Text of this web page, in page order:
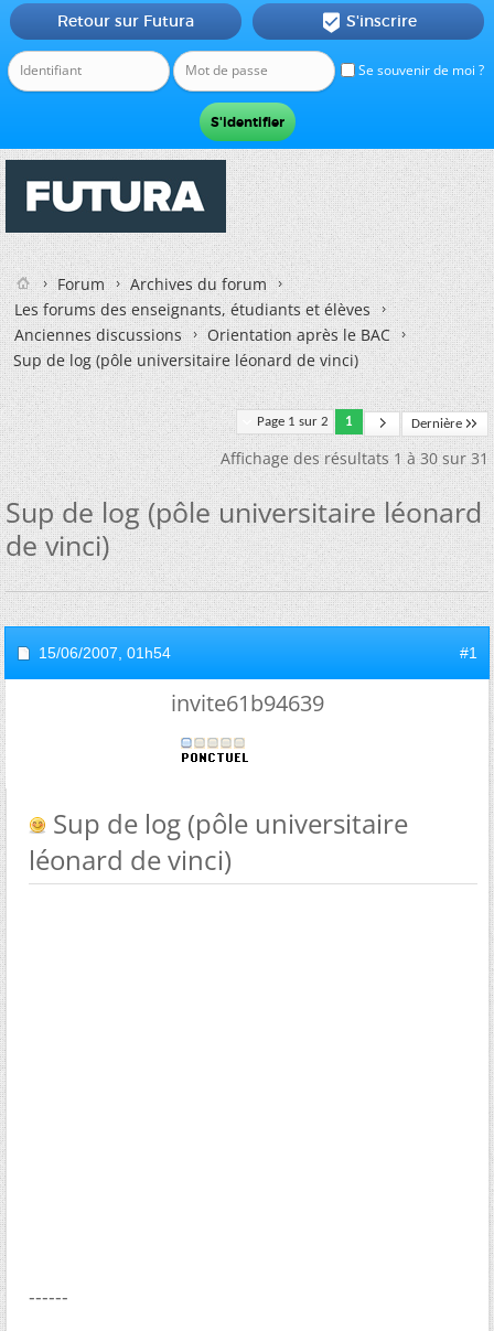
Se souvenir de moi ?
Retour sur Futura  S'inscrire
Forum
Archives du forum
Les forums des enseignants, étudiants et élèves
Anciennes discussions
Orientation après le BAC
Sup de log (pôle universitaire léonard de vinci)
Page 1 sur 2 1 Dernière
Affichage des résultats 1 à 30 sur 31
Sup de log (pôle universitaire léonard
de vinci)
15/06/2007, 01h54 #1
invite61b94639
Sup de log (pôle universitaire
léonard de vinci)
------